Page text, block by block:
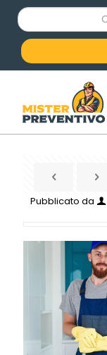
C
o
a
c
e
Pubblicato da